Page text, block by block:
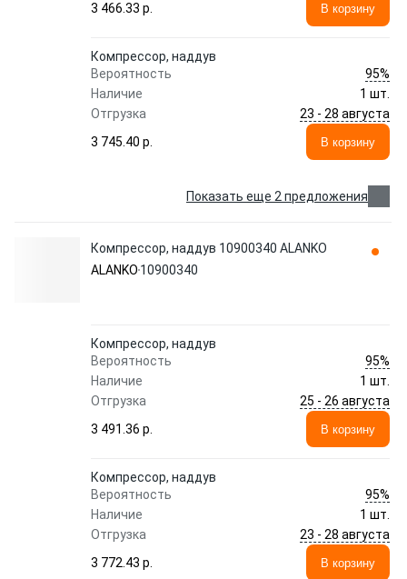
3 466.33 p.
В корзину
Компрессор, наддув
Вероятность
95%
Наличие
1 шт.
Отгрузка
23 - 28 августа
3 745.40 p.
В корзину
Показать еще 2 предложения
Компрессор, наддув 10900340 ALANKO
ALANKO 10900340
Компрессор, наддув
Вероятность
95%
Наличие
1 шт.
Отгрузка
25 - 26 августа
3 491.36 p.
В корзину
Компрессор, наддув
Вероятность
95%
Наличие
1 шт.
Отгрузка
23 - 28 августа
3 772.43 p.
В корзину